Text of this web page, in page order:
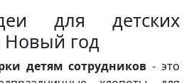
для детских
Новый год
детям сотрудников - это